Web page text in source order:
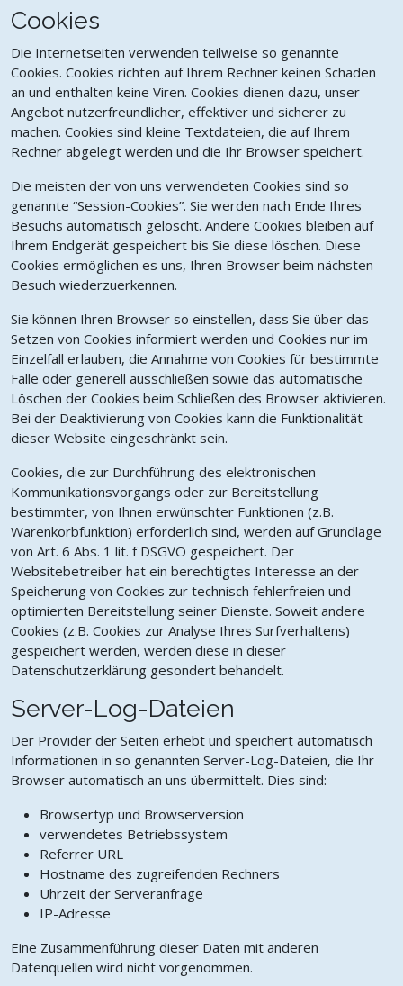
Cookies
Die Internetseiten verwenden teilweise so genannte
Cookies. Cookies richten auf Ihrem Rechner keinen Schaden
an und enthalten keine Viren. Cookies dienen dazu, unser
Angebot nutzerfreundlicher, effektiver und sicherer zu
machen. Cookies sind kleine Textdateien, die auf Ihrem
Rechner abgelegt werden und die Ihr Browser speichert.
Die meisten der von uns verwendeten Cookies sind so
genannte “Session-Cookies”. Sie werden nach Ende Ihres
Besuchs automatisch gelöscht. Andere Cookies bleiben auf
Ihrem Endgerät gespeichert bis Sie diese löschen. Diese
Cookies ermöglichen es uns, Ihren Browser beim nächsten
Besuch wiederzuerkennen.
Sie können Ihren Browser so einstellen, dass Sie über das
Setzen von Cookies informiert werden und Cookies nur im
Einzelfall erlauben, die Annahme von Cookies für bestimmte
Fälle oder generell ausschließen sowie das automatische
Löschen der Cookies beim Schließen des Browser aktivieren.
Bei der Deaktivierung von Cookies kann die Funktionalität
dieser Website eingeschränkt sein.
Cookies, die zur Durchführung des elektronischen
Kommunikationsvorgangs oder zur Bereitstellung
bestimmter, von Ihnen erwünschter Funktionen (z.B.
Warenkorbfunktion) erforderlich sind, werden auf Grundlage
von Art. 6 Abs. 1 lit. f DSGVO gespeichert. Der
Websitebetreiber hat ein berechtigtes Interesse an der
Speicherung von Cookies zur technisch fehlerfreien und
optimierten Bereitstellung seiner Dienste. Soweit andere
Cookies (z.B. Cookies zur Analyse Ihres Surfverhaltens)
gespeichert werden, werden diese in dieser
Datenschutzerklärung gesondert behandelt.
Server-Log-Dateien
Der Provider der Seiten erhebt und speichert automatisch
Informationen in so genannten Server-Log-Dateien, die Ihr
Browser automatisch an uns übermittelt. Dies sind:
Browsertyp und Browserversion
verwendetes Betriebssystem
Referrer URL
Hostname des zugreifenden Rechners
Uhrzeit der Serveranfrage
IP-Adresse
Eine Zusammenführung dieser Daten mit anderen
Datenquellen wird nicht vorgenommen.